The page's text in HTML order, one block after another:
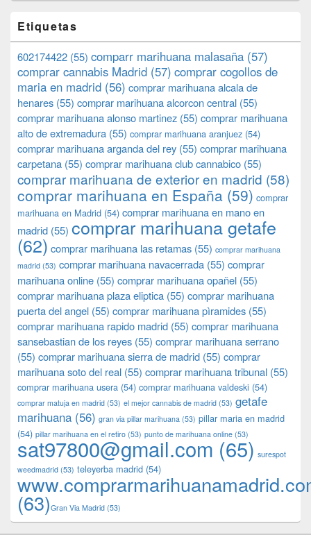
Etiquetas
602174422 (55) comparr marihuana malasaña (57)
comprar cannabis Madrid (57) comprar cogollos de
maria en madrid (56) comprar marihuana alcala de
henares (55) comprar marihuana alcorcon central (55)
comprar marihuana alonso martinez (55) comprar marihuana
alto de extremadura (55) comprar marihuana aranjuez (54)
comprar marihuana arganda del rey (55) comprar marihuana
carpetana (55) comprar marihuana club cannabico (55)
comprar marihuana de exterior en madrid (58)
comprar marihuana en España (59) comprar
marihuana en Madrid (54) comprar marihuana en mano en
madrid (55) comprar marihuana getafe
(62) comprar marihuana las retamas (55) comprar marihuana
madrid (53) comprar marihuana navacerrada (55) comprar
marihuana online (55) comprar marihuana opañel (55)
comprar marihuana plaza eliptica (55) comprar marihuana
puerta del angel (55) comprar marihuana pìramides (55)
comprar marihuana rapido madrid (55) comprar marihuana
sansebastian de los reyes (55) comprar marihuana serrano
(55) comprar marihuana sierra de madrid (55) comprar
marihuana soto del real (55) comprar marihuana tribunal (55)
comprar marihuana usera (54) comprar marihuana valdeski (54)
comprar matuja en madrid (53) el mejor cannabis de madrid (53) getafe
marihuana (56) gran via pillar marihuana (53) pillar maria en madrid
(54) pillar marihuana en el retiro (53) punto de marihuana online (53)
sat97800@gmail.com (65) surespot
weedmadrid (53) teleyerba madrid (54)
(63)​​Gran Via Madrid (53)